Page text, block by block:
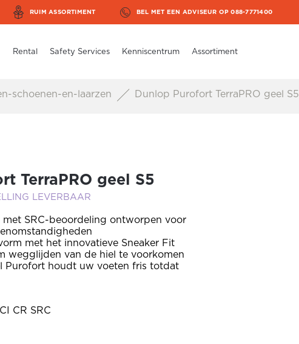
RUIM ASSORTIMENT BEL MET EEN ADVISEUR OP 088-7771400
Rental Safety Services Kenniscentrum Assortiment
schoenen-en-laarzen Dunlop Purofort TerraPRO geel S5
TerraPRO geel S5
LEVERBAAR
met SRC-beoordeling ontworpen voor
met het innovatieve Sneaker Fit
wegglijden van de hiel te voorkomen
Purofort houdt uw voeten fris totdat
CR SRC